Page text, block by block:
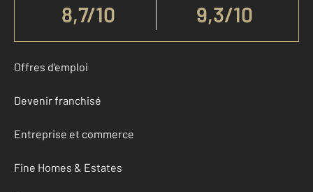
8,7/10 9,3/10
Offres d'emploi
Devenir franchisé
Entreprise et commerce
Fine Homes & Estates